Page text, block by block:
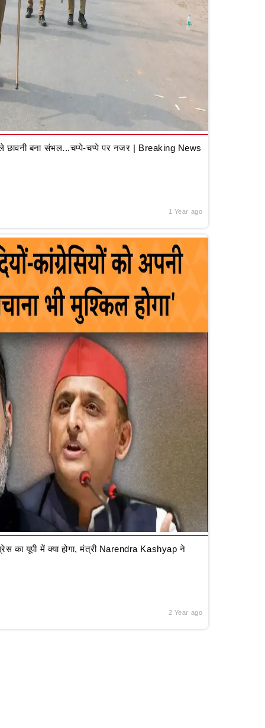
बना संभल...चप्पे-चप्पे पर नजर | Breaking News
1 Year ago
का यूपी में क्या होगा, मंत्री Narendra Kashyap ने
2 Year ago